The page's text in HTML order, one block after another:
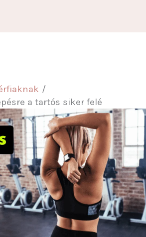
a tartós siker felé